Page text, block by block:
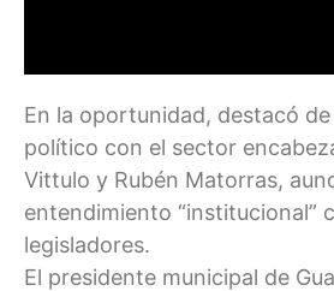
En la oportunidad, destacó
político con el sector
Vittulo y Rubén Matorras,
entendimiento “institucional”
legisladores.
El presidente municipal de